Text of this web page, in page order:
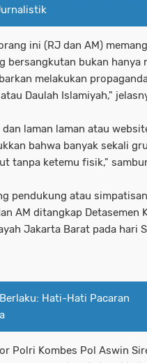
ini (RJ dan AM)
bersangkutan bukan hanya
melakukan
Daulah Islamiyah,"
laman laman atau
bahwa banyak sekali
tanpa ketemu fisik,"
pendukung atau
AM ditangkap Detasemen
Jakarta Barat pada hari
Hati-Hati Pacaran
Polri Kombes Pol Aswin